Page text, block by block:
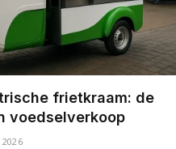
frietkraam: de
voedselverkoop
2026